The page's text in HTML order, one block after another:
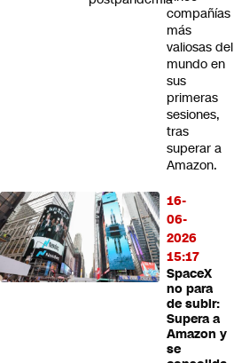
compañías
más
valiosas del
mundo en
sus
primeras
sesiones,
tras
superar a
Amazon.
16-
06-
2026
15:17
SpaceX
no para
de subir:
Supera a
Amazon y
se